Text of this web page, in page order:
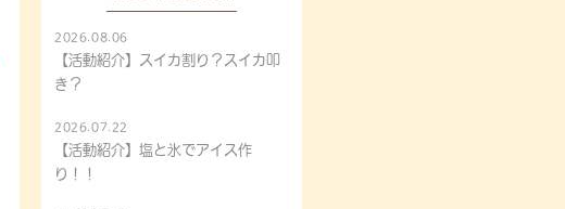
2026.08.06
【活動紹介】スイカ割り？スイカ叩
き？
2026.07.22
【活動紹介】塩と氷でアイス作
り！！